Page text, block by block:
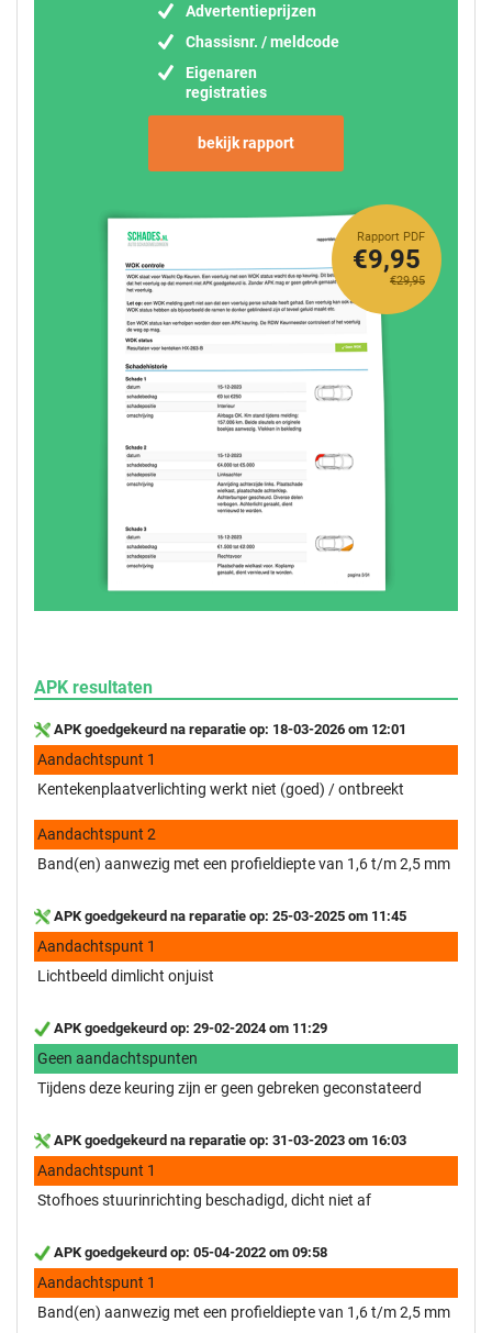
Advertentieprijzen
Chassisnr. / meldcode
Eigenaren
registraties
bekijk rapport
Rapport PDF
€29,95
€9,95
APK resultaten
APK goedgekeurd na reparatie op: 18-03-2026 om 12:01
Aandachtspunt 1
Kentekenplaatverlichting werkt niet (goed) / ontbreekt
Aandachtspunt 2
Band(en) aanwezig met een profieldiepte van 1,6 t/m 2,5 mm
APK goedgekeurd na reparatie op: 25-03-2025 om 11:45
Aandachtspunt 1
Lichtbeeld dimlicht onjuist
APK goedgekeurd op: 29-02-2024 om 11:29
Geen aandachtspunten
Tijdens deze keuring zijn er geen gebreken geconstateerd
APK goedgekeurd na reparatie op: 31-03-2023 om 16:03
Aandachtspunt 1
Stofhoes stuurinrichting beschadigd, dicht niet af
APK goedgekeurd op: 05-04-2022 om 09:58
Aandachtspunt 1
Band(en) aanwezig met een profieldiepte van 1,6 t/m 2,5 mm